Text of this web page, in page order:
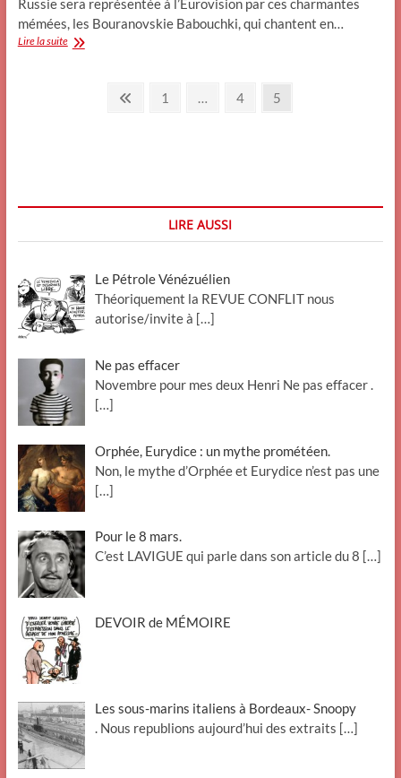
Russie sera représentée à l’Eurovision par ces charmantes
mémées, les Bouranovskie Babouchki, qui chantent en…
Lire la suiteEurovision:
Pagination Previous
Page
1 … Page
4 Page
5
LIRE AUSSI
Le Pétrole Vénézuélien
Théoriquement la REVUE CONFLIT nous
autorise/invite à […]
Ne pas effacer
Novembre pour mes deux Henri Ne pas effacer .
[…]
Orphée, Eurydice : un mythe prométéen.
Non, le mythe d’Orphée et Eurydice n’est pas une
[…]
Pour le 8 mars.
C’est LAVIGUE qui parle dans son article du 8 […]
DEVOIR de MÉMOIRE
Les sous-marins italiens à Bordeaux- Snoopy
. Nous republions aujourd’hui des extraits […]